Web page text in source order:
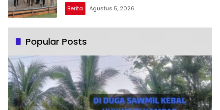
Berita Agustus 5, 2026
Popular Posts